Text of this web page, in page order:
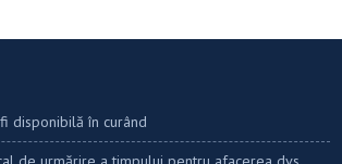
disponibilă în curând